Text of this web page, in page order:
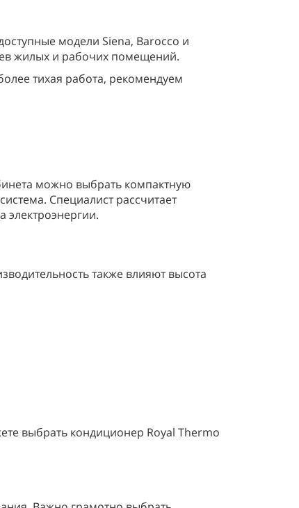
модели Siena, Barocco и
жилых и рабочих помещений.
тихая работа, рекомендуем
можно выбрать компактную
Специалист рассчитает
также влияют высота
выбрать кондиционер Royal Thermo